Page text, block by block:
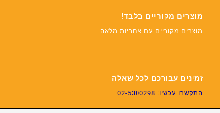
מוצרים מקוריים בלבד!
מוצרים מקוריים עם אחריות מלאה
זמינים עבורכם לכל שאלה
התקשרו עכשיו: 02-5300298